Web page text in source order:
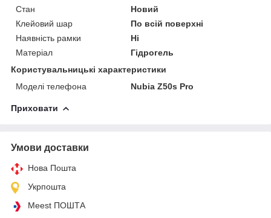
Стан
Новий
Клейовий шар
По всій поверхні
Наявність рамки
Ні
Матеріал
Гідрогель
Користувальницькі характеристики
Моделі телефона
Nubia Z50s Pro
Приховати
Умови доставки
Нова Пошта
Укрпошта
Meest ПОШТА